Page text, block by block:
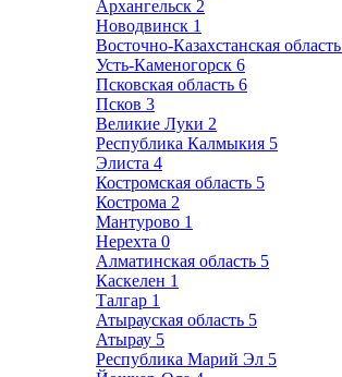
Архангельск 2
Новодвинск 1
Восточно-Казахстанская область
Усть-Каменогорск 6
Псковская область 6
Псков 3
Великие Луки 2
Республика Калмыкия 5
Элиста 4
Костромская область 5
Кострома 2
Мантурово 1
Нерехта 0
Алматинская область 5
Каскелен 1
Талгар 1
Атырауская область 5
Атырау 5
Республика Марий Эл 5